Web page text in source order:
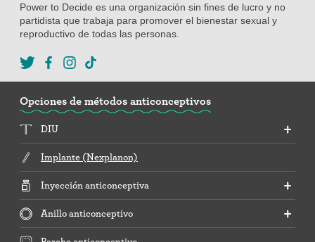
Power to Decide es una organización sin fines de lucro y no
partidista que trabaja para promover el bienestar sexual y
reproductivo de todas las personas.
Opciones de métodos anticonceptivos
DIU
Implante (Nexplanon)
Inyección anticonceptiva
Anillo anticonceptivo